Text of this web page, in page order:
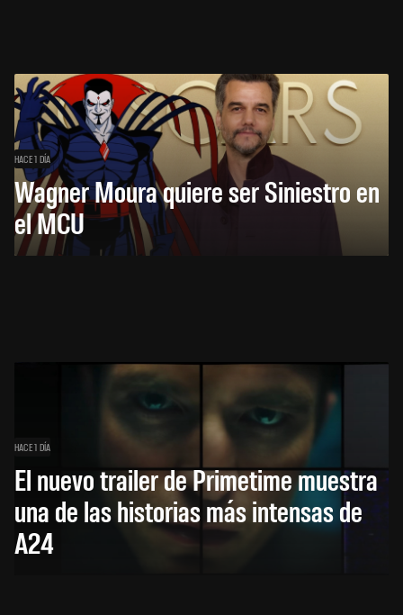
HACE 1 DÍA
Wagner Moura quiere ser Siniestro en
el MCU
HACE 1 DÍA
El nuevo trailer de Primetime muestra
una de las historias más intensas de
A24